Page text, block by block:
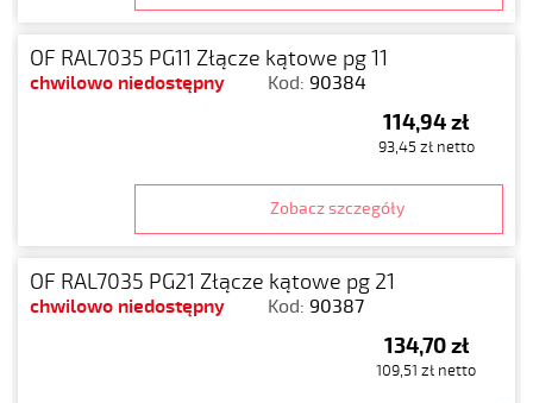
OF RAL7035 PG11 Złącze kątowe pg 11
chwilowo niedostępny Kod: 90384
114,94 zł
93,45 zł netto
Zobacz szczegóły
OF RAL7035 PG21 Złącze kątowe pg 21
chwilowo niedostępny Kod: 90387
134,70 zł
109,51 zł netto